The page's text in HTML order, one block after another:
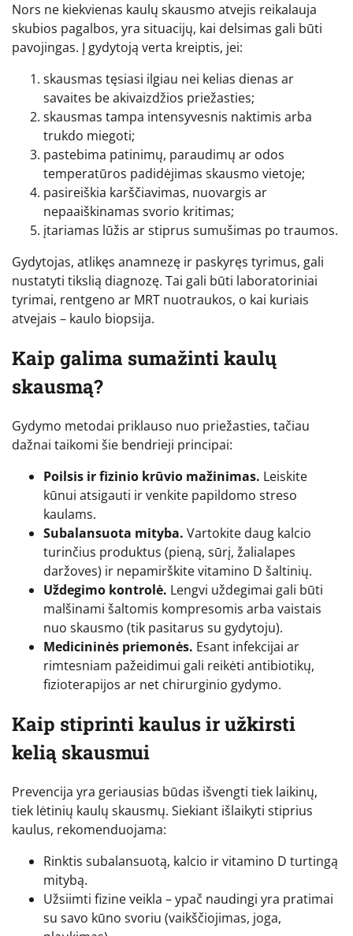
Nors ne kiekvienas kaulų skausmo atvejis reikalauja
skubios pagalbos, yra situacijų, kai delsimas gali būti
pavojingas. Į gydytoją verta kreiptis, jei:
skausmas tęsiasi ilgiau nei kelias dienas ar
savaites be akivaizdžios priežasties;
skausmas tampa intensyvesnis naktimis arba
trukdo miegoti;
pastebima patinimų, paraudimų ar odos
temperatūros padidėjimas skausmo vietoje;
pasireiškia karščiavimas, nuovargis ar
nepaaiškinamas svorio kritimas;
įtariamas lūžis ar stiprus sumušimas po traumos.
Gydytojas, atlikęs anamnezę ir paskyręs tyrimus, gali
nustatyti tikslią diagnozę. Tai gali būti laboratoriniai
tyrimai, rentgeno ar MRT nuotraukos, o kai kuriais
atvejais – kaulo biopsija.
Kaip galima sumažinti kaulų
skausmą?
Gydymo metodai priklauso nuo priežasties, tačiau
dažnai taikomi šie bendrieji principai:
Poilsis ir fizinio krūvio mažinimas. Leiskite
kūnui atsigauti ir venkite papildomo streso
kaulams.
Subalansuota mityba. Vartokite daug kalcio
turinčius produktus (pieną, sūrį, žalialapes
daržoves) ir nepamirškite vitamino D šaltinių.
Uždegimo kontrolė. Lengvi uždegimai gali būti
malšinami šaltomis kompresomis arba vaistais
nuo skausmo (tik pasitarus su gydytoju).
Medicininės priemonės. Esant infekcijai ar
rimtesniam pažeidimui gali reikėti antibiotikų,
fizioterapijos ar net chirurginio gydymo.
Kaip stiprinti kaulus ir užkirsti
kelią skausmui
Prevencija yra geriausias būdas išvengti tiek laikinų,
tiek lėtinių kaulų skausmų. Siekiant išlaikyti stiprius
kaulus, rekomenduojama:
Rinktis subalansuotą, kalcio ir vitamino D turtingą
mitybą.
Užsiimti fizine veikla – ypač naudingi yra pratimai
su savo kūno svoriu (vaikščiojimas, joga,